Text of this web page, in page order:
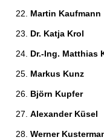
Martin Kaufmann
Dr. Katja Krol
Dr.-Ing. Matthias
Markus Kunz
Björn Kupfer
Alexander Küsel
Werner